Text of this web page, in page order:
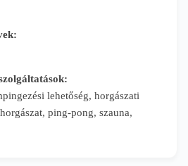
lehetőség, horgászati
ping-pong, szauna,